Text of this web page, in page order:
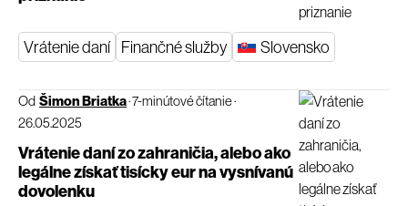
Vrátenie daní Finančné služby Slovensko
Od Šimon Briatka·7-minútové čítanie·
26.05.2025
Vrátenie daní zo zahraničia, alebo ako
legálne získať tisícky eur na vysnívanú
dovolenku